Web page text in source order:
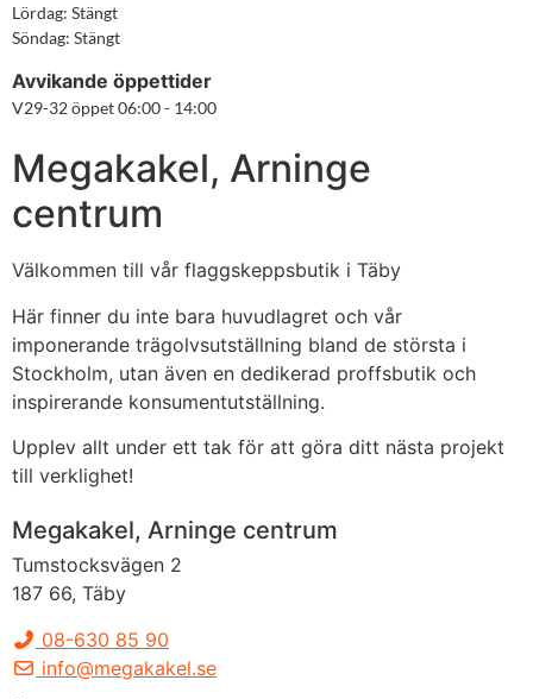
Lördag: Stängt
Söndag: Stängt
Avvikande öppettider
V29-32 öppet 06:00 - 14:00
Megakakel, Arninge
centrum
Välkommen till vår flaggskeppsbutik i Täby
Här finner du inte bara huvudlagret och vår
imponerande trägolvsutställning bland de största i
Stockholm, utan även en dedikerad proffsbutik och
inspirerande konsumentutställning.
Upplev allt under ett tak för att göra ditt nästa projekt
till verklighet!
Megakakel, Arninge centrum
Tumstocksvägen 2
187 66, Täby
08-630 85 90
info@megakakel.se